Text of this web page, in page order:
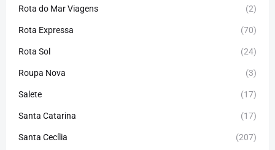
Rota do Mar Viagens (2)
Rota Expressa (70)
Rota Sol (24)
Roupa Nova (3)
Salete (17)
Santa Catarina (17)
Santa Cecília (207)